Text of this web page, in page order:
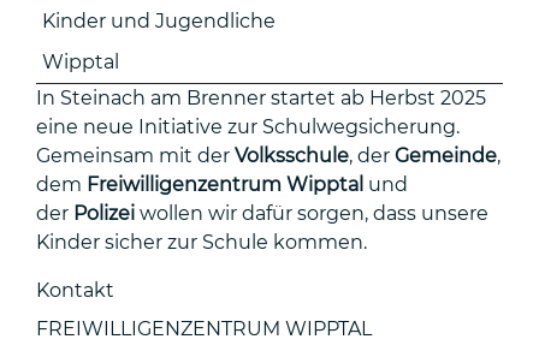
Kinder und Jugendliche
Wipptal
In Steinach am Brenner startet ab Herbst 2025
eine neue Initiative zur Schulwegsicherung.
Gemeinsam mit der Volksschule, der Gemeinde,
dem Freiwilligenzentrum Wipptal und
der Polizei wollen wir dafür sorgen, dass unsere
Kinder sicher zur Schule kommen.
Kontakt
FREIWILLIGENZENTRUM WIPPTAL